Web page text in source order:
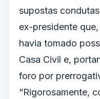
supostas
ex-presidente
havia tomado
Casa Civil e,
foro por
“Rigorosamente,